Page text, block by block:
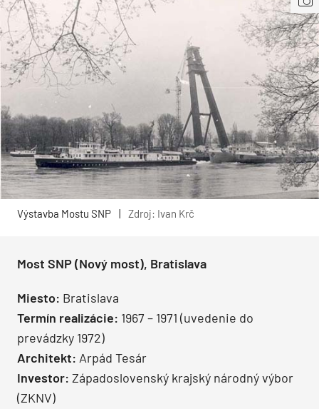
Výstavba Mostu SNP Zdroj: Ivan Krč
Most SNP (Nový most), Bratislava
Miesto: Bratislava
Termín realizácie: 1967 – 1971 (uvedenie do
prevádzky 1972)
Architekt: Arpád Tesár
Investor: Západoslovenský krajský národný výbor
(ZKNV)